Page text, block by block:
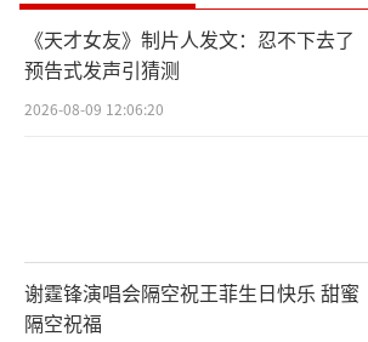
《天才女友》制片人发文：忍不下去了
预告式发声引猜测
2026-08-09 12:06:20
谢霆锋演唱会隔空祝王菲生日快乐 甜蜜
隔空祝福